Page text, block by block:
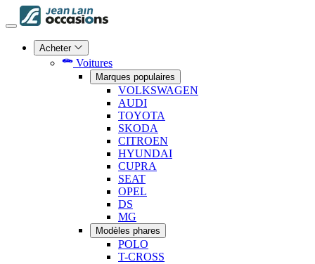
Acheter
Voitures
Marques populaires
VOLKSWAGEN
AUDI
TOYOTA
SKODA
CITROEN
HYUNDAI
CUPRA
SEAT
OPEL
DS
MG
Modèles phares
POLO
T-CROSS